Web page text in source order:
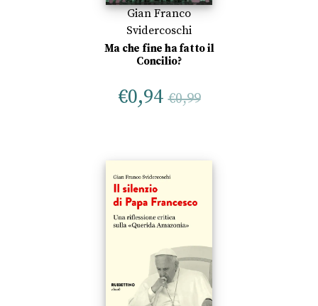
Gian Franco
Svidercoschi
Ma che fine ha fatto il
Concilio?
€0,94 €0,99